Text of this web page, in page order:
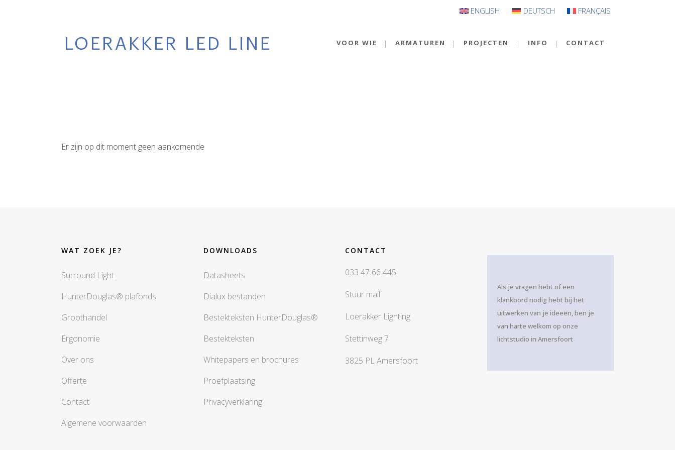
ENGLISH DEUTSCH FRANÇAIS
VOOR WIE ARMATUREN PROJECTEN INFO CONTACT
Er zijn op dit moment geen aankomende
WAT ZOEK JE?
Surround Light
HunterDouglas® plafonds
Groothandel
Ergonomie
Over ons
Offerte
Contact
Algemene voorwaarden
DOWNLOADS
Datasheets
Dialux bestanden
Bestekteksten HunterDouglas®
Bestekteksten
Whitepapers en brochures
Proefplaatsing
Privacyverklaring
CONTACT
033 47 66 445
Stuur mail
Loerakker Lighting
Stettinweg 7
3825 PL Amersfoort
Als je vragen hebt of een
klankbord nodig hebt bij het
uitwerken van je ideeën, ben je
van harte welkom op onze
lichtstudio in Amersfoort